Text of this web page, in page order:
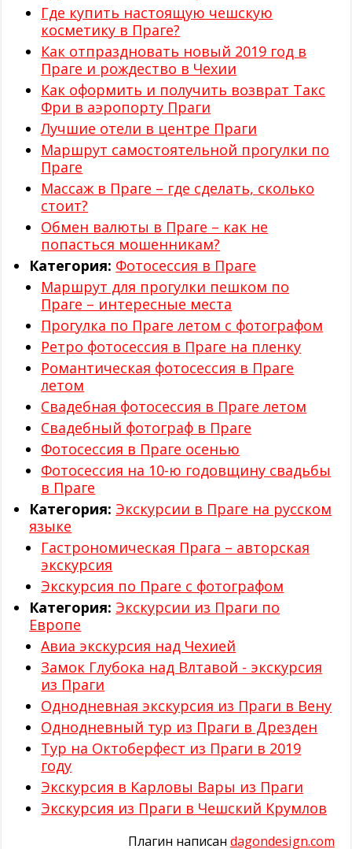
Где купить настоящую чешскую
косметику в Праге?
Как отпраздновать новый 2019 год в
Праге и рождество в Чехии
Как оформить и получить возврат Такс
Фри в аэропорту Праги
Лучшие отели в центре Праги
Маршрут самостоятельной прогулки по
Праге
Массаж в Праге – где сделать, сколько
стоит?
Обмен валюты в Праге – как не
попасться мошенникам?
Категория: Фотосессия в Праге
Маршрут для прогулки пешком по
Праге – интересные места
Прогулка по Праге летом с фотографом
Ретро фотосессия в Праге на пленку
Романтическая фотосессия в Праге
летом
Свадебная фотосессия в Праге летом
Свадебный фотограф в Праге
Фотосессия в Праге осенью
Фотосессия на 10-ю годовщину свадьбы
в Праге
Категория: Экскурсии в Праге на русском
языке
Гастрономическая Прага – авторская
экскурсия
Экскурсия по Праге с фотографом
Категория: Экскурсии из Праги по
Eвропе
Авиа экскурсия над Чехией
Замок Глубока над Влтавой - экскурсия
из Праги
Однодневная экскурсия из Праги в Вену
Однодневный тур из Праги в Дрезден
Тур на Октоберфест из Праги в 2019
году
Экскурсия в Карловы Вары из Праги
Экскурсия из Праги в Чешский Крумлов
Плагин написан dagondesign.com